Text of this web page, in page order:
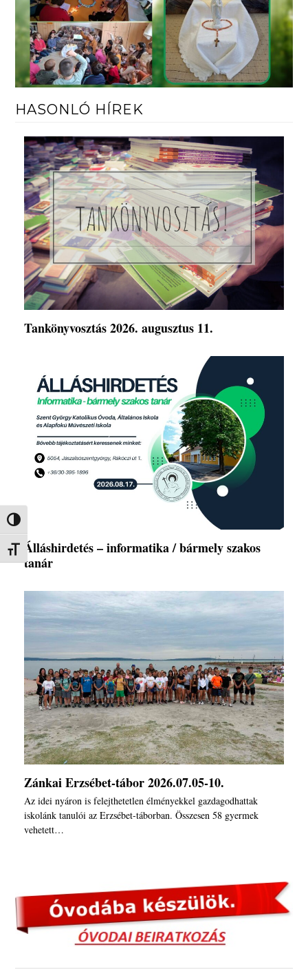
Nagy kontraszt váltása
Betűméret váltása
HASONLÓ HÍREK
Tankönyvosztás 2026. augusztus 11.
Álláshirdetés – informatika / bármely szakos
tanár
Zánkai Erzsébet-tábor 2026.07.05-10.
Az idei nyáron is felejthetetlen élményekkel gazdagodhattak
iskolánk tanulói az Erzsébet-táborban. Összesen 58 gyermek
vehetett…